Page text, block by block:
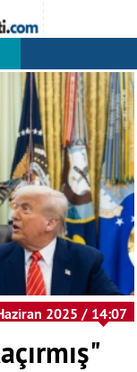
2025 / 14:07